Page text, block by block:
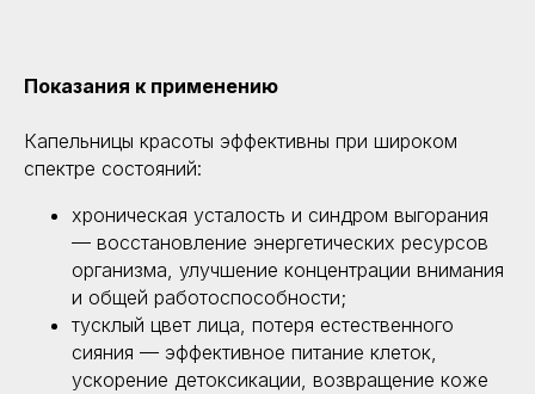
Показания к применению
Капельницы красоты эффективны при широком
спектре состояний:
хроническая усталость и синдром выгорания
— восстановление энергетических ресурсов
организма, улучшение концентрации внимания
и общей работоспособности;
тусклый цвет лица, потеря естественного
сияния — эффективное питание клеток,
ускорение детоксикации, возвращение коже